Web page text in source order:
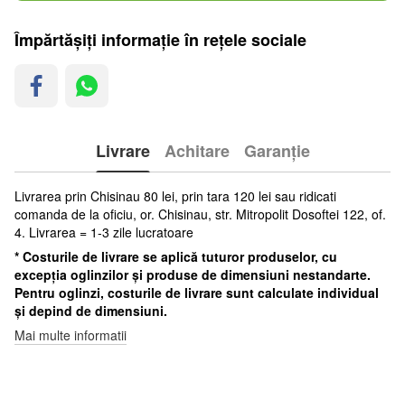
Împărtășiți informație în rețele sociale
Livrare Achitare Garanție
Livrarea prin Chisinau 80 lei, prin tara 120 lei sau ridicati
comanda de la oficiu, or. Chisinau, str. Mitropolit Dosoftei 122, of.
4. Livrarea = 1-3 zile lucratoare
* Costurile de livrare se aplică tuturor produselor, cu
excepția oglinzilor și produse de dimensiuni nestandarte.
Pentru oglinzi, costurile de livrare sunt calculate individual
și depind de dimensiuni.
Mai multe informatii